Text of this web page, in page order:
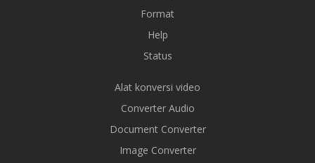
Format
Help
Status
Alat konversi video
Converter Audio
Document Converter
Image Converter